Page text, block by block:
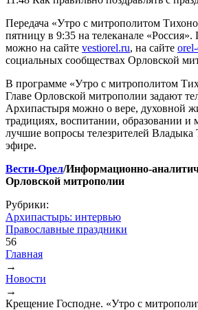
Передача «Утро с митрополитом
пятницу в 9:35 на телеканале «Россия».
можно на сайте vestiorel.ru, на сайте
социальных сообществах Орловской
В программе «Утро с митрополитом
Главе Орловской митрополии задают
Архипастыря можно о вере, духовной
традициях, воспитании, образовании и
лучшие вопросы телезрителей Владыка
эфире.
Вести-Орел/Информационно-
Орловской митрополии
Рубрики:
Архипастырь: интервью
Православные праздники
56
Вы здесь
Главная
→
Новости
→
Крещение Господне. «Утро с